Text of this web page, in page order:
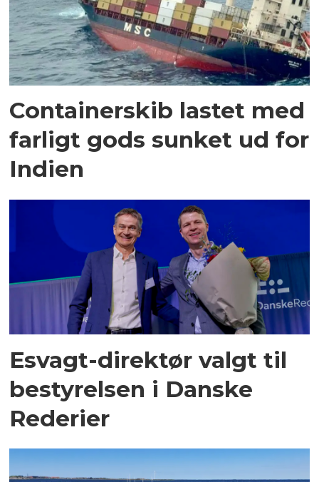
Containerskib lastet med
farligt gods sunket ud for
Indien
Esvagt-direktør valgt til
bestyrelsen i Danske
Rederier